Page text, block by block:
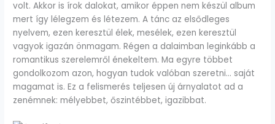
volt. Akkor is írok dalokat, amikor éppen nem készül album
mert így lélegzem és létezem. A tánc az elsődleges
nyelvem, ezen keresztül élek, mesélek, ezen keresztül
vagyok igazán önmagam. Régen a dalaimban leginkább a
romantikus szerelemről énekeltem. Ma egyre többet
gondolkozom azon, hogyan tudok valóban szeretni… saját
magamat is. Ez a felismerés teljesen új árnyalatot ad a
zenémnek: mélyebbet, őszintébbet, igazibbat.